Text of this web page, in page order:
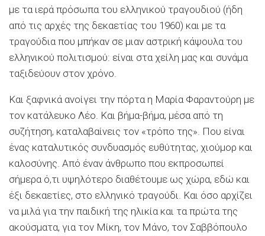
με τα ιερά πρόσωπα του ελληνικού τραγουδιού (ήδη
από τις αρχές της δεκαετίας του 1960) και με τα
τραγούδια που μπήκαν σε μιαν αστρική κάψουλα του
ελληνικού πολιτισμού: είναι στα χείλη μας και συνάμα
ταξιδεύουν στον χρόνο.
Και ξαφνικά ανοίγει την πόρτα η Μαρία Φαραντούρη με
τον κατάλευκο Λέο. Και βήμα-βήμα, μέσα από τη
συζήτηση, καταλαβαίνεις τον «τρόπο της». Που είναι
ένας καταλυτικός συνδυασμός ευθύτητας, χιούμορ και
καλοσύνης. Από έναν άνθρωπο που εκπροσωπεί
σήμερα ό,τι υψηλότερο διαθέτουμε ως χώρα, εδώ και
έξι δεκαετίες, στο ελληνικό τραγούδι. Και όσο αρχίζει
να μιλά για την παιδική της ηλικία και τα πρώτα της
ακούσματα, για τον Μίκη, τον Μάνο, τον Σαββόπουλο